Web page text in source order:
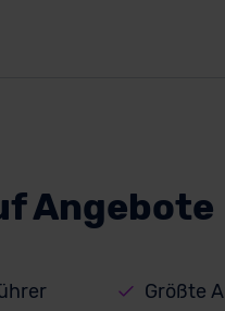
Angebote
Größte